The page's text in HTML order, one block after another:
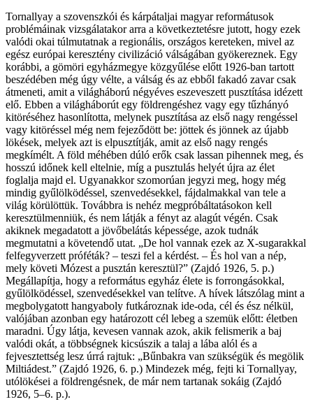
Tornallyay a szovenszkói és kárpátaljai magyar reformátusok
problémáinak vizsgálatakor arra a következtetésre jutott, hogy ezek
valódi okai túlmutatnak a regionális, országos kereteken, mivel az
egész európai keresztény civilizáció válságában gyökereznek. Egy
korábbi, a gömöri egyházmegye közgyűlése előtt 1926-ban tartott
beszédében még úgy vélte, a válság és az ebből fakadó zavar csak
átmeneti, amit a világháború négyéves eszeveszett pusztítása idézett
elő. Ebben a világháborút egy földrengéshez vagy egy tűzhányó
kitöréséhez hasonlította, melynek pusztítása az első nagy rengéssel
vagy kitöréssel még nem fejeződött be: jöttek és jönnek az újabb
lökések, melyek azt is elpusztítják, amit az első nagy rengés
megkímélt. A föld méhében dúló erők csak lassan pihennek meg, és
hosszú időnek kell eltelnie, míg a pusztulás helyét újra az élet
foglalja majd el. Ugyanakkor szomorúan jegyzi meg, hogy még
mindig gyűlölködéssel, szenvedésekkel, fájdalmakkal van tele a
világ körülöttük. Továbbra is nehéz megpróbáltatásokon kell
keresztülmenniük, és nem látják a fényt az alagút végén. Csak
akiknek megadatott a jövőbelátás képessége, azok tudnák
megmutatni a követendő utat. „De hol vannak ezek az X-sugarakkal
felfegyverzett próféták? – teszi fel a kérdést. – És hol van a nép,
mely követi Mózest a pusztán keresztül?” (Zajdó 1926, 5. p.)
Megállapítja, hogy a református egyház élete is forrongásokkal,
gyűlölködéssel, szenvedésekkel van telítve. A hívek látszólag mint a
megbolygatott hangyaboly futkároznak ide-oda, cél és ész nélkül,
valójában azonban egy határozott cél lebeg a szemük előtt: életben
maradni. Úgy látja, kevesen vannak azok, akik felismerik a baj
valódi okát, a többségnek kicsúszik a talaj a lába alól és a
fejvesztettség lesz úrrá rajtuk: „Bűnbakra van szükségük és megölik
Miltiádest.” (Zajdó 1926, 6. p.) Mindezek még, fejti ki Tornallyay,
utólökései a földrengésnek, de már nem tartanak sokáig (Zajdó
1926, 5–6. p.).